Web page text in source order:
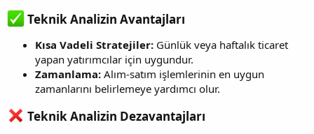
Teknik Analizin Avantajları​
Kısa Vadeli Stratejiler: Günlük veya haftalık ticaret
yapan yatırımcılar için uygundur.
Zamanlama: Alım-satım işlemlerinin en uygun
zamanlarını belirlemeye yardımcı olur.
Teknik Analizin Dezavantajları​